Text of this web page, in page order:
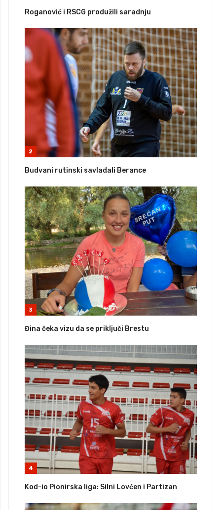
Roganović i RSCG produžili saradnju
2
Budvani rutinski savladali Berance
3
Đina čeka vizu da se priključi Brestu
4
Kod-io Pionirska liga: Silni Lovćen i Partizan